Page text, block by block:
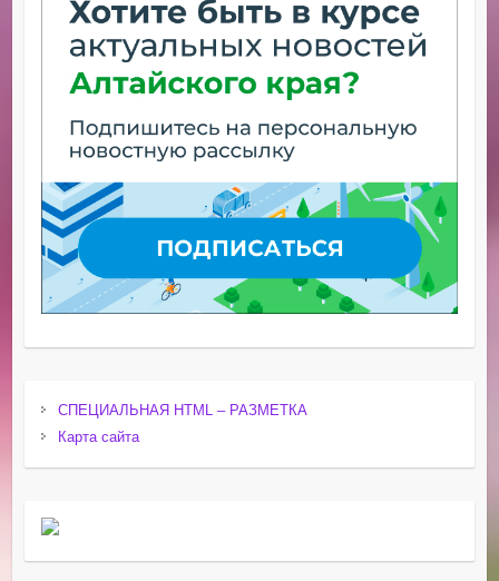
СПЕЦИАЛЬНАЯ HTML – РАЗМЕТКА
Карта сайта